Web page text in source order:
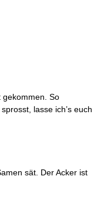
gekommen. So
lasse ich’s euch
sät. Der Acker ist